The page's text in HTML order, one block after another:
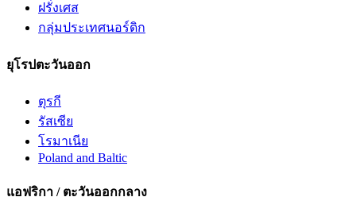
ฝรั่งเศส
กลุ่มประเทศนอร์ดิก
ยุโรปตะวันออก
ตุรกี
รัสเซีย
โรมาเนีย
Poland and Baltic
แอฟริกา / ตะวันออกกลาง